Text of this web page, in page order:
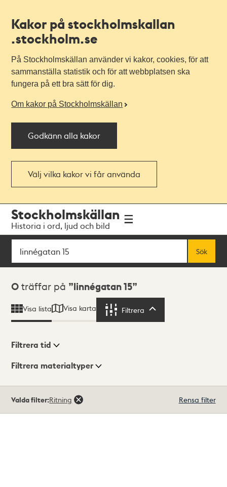
Kakor på stockholmskallan
.stockholm.se
På Stockholmskällan använder vi kakor, cookies, för att
sammanställa statistik och för att webbplatsen ska
fungera på ett bra sätt för dig.
Om kakor på Stockholmskällan
Godkänn alla kakor
Välj vilka kakor vi får använda
navigationen
huvudinnehållet
Stockholmskällan
Historia i ord, ljud och bild
Sök
Sök
Sökresultat
0 träffar på linnégatan 15
Visa lista Visa karta Filtrera
Visningsläge
Filtrera tid
Filtrera materialtyper
träffar
Valda filter:Ritning Rensa filter